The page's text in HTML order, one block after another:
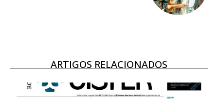
ARTIGOS RELACIONADOS